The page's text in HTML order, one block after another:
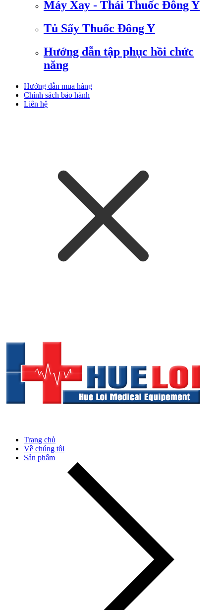
Máy Xay - Thái Thuốc Đông Y
Tủ Sấy Thuốc Đông Y
Hướng dẫn tập phục hồi chức
năng
Hướng dẫn mua hàng
Chính sách bảo hành
Liên hệ
Trang chủ
Về chúng tôi
Sản phẩm